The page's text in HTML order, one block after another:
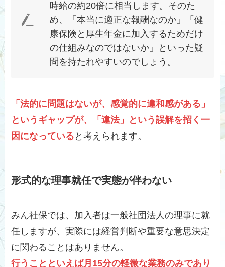
時給の約20倍に相当します。そのた
め、「本当に適正な報酬なのか」「健
康保険と厚生年金に加入するためだけ
の仕組みなのではないか」といった疑
問を持たれやすいのでしょう。
「法的に問題はないが、感覚的に違和感がある」
というギャップが、「違法」という誤解を招く一
因になっている と考えられます。
形式的な理事就任で実態が伴わない
みん社保では、加入者は一般社団法人の理事に就
任しますが、実際には経営判断や重要な意思決定
に関わることはありません。
行うことといえば月15分の軽微な業務のみであり